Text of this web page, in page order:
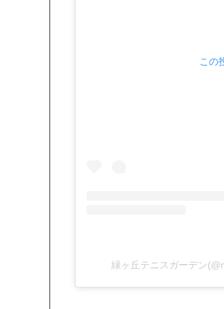
この
緑ヶ丘テニスガーデン